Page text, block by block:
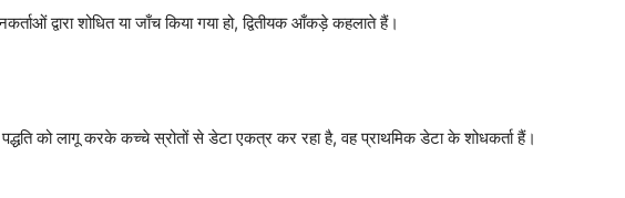
द्वारा शोधित या जाँच किया गया हो, द्वितीयक आँकड़े कहलाते हैं।
को लागू करके कच्चे स्रोतों से डेटा एकत्र कर रहा है, वह प्राथमिक डेटा के शोधकर्ता हैं।